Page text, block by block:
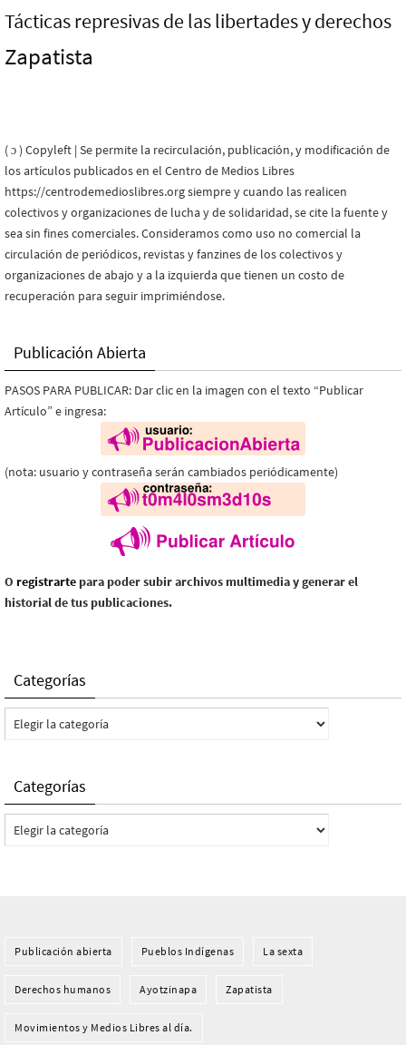
Tácticas represivas de las libertades y derechos
Zapatista
( ɔ ) Copyleft | Se permite la recirculación, publicación, y modificación de
los artículos publicados en el Centro de Medios Libres
https://centrodemedioslibres.org siempre y cuando las realicen
colectivos y organizaciones de lucha y de solidaridad, se cite la fuente y
sea sin fines comerciales. Consideramos como uso no comercial la
circulación de periódicos, revistas y fanzines de los colectivos y
organizaciones de abajo y a la izquierda que tienen un costo de
recuperación para seguir imprimiéndose.
Publicación Abierta
PASOS PARA PUBLICAR: Dar clic en la imagen con el texto “Publicar
Artículo” e ingresa:
(nota: usuario y contraseña serán cambiados periódicamente)
O registrarte para poder subir archivos multimedia y generar el
historial de tus publicaciones.
Categorías
Categorías
Categorías
Categorías
Publicación abierta Pueblos Indí­genas La sexta
Derechos humanos Ayotzinapa Zapatista
Movimientos y Medios Libres al día.